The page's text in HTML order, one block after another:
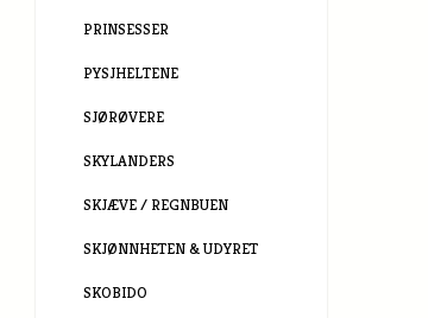
PRINSESSER
PYSJHELTENE
SJØRØVERE
SKYLANDERS
SKJÆVE / REGNBUEN
SKJØNNHETEN & UDYRET
SKOBIDO